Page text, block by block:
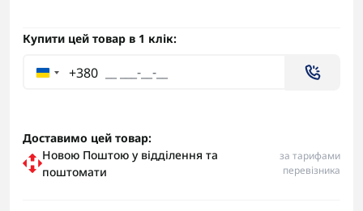
Купити цей товар в 1 клік:
+380
Доставимо цей товар:
Новою Поштою у відділення та
поштомати
за тарифами
перевізника